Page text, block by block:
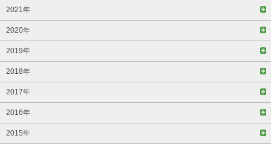
2021年
2020年
2019年
2018年
2017年
2016年
2015年